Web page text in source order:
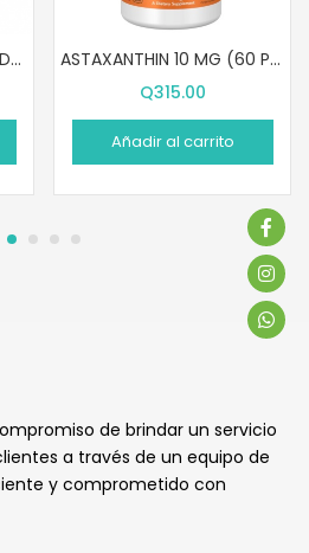
ALPHA LIPOIC ACID – ACIDO ALFA LIPOICO (120 CÁPSULAS)
ASTAXANTHIN 10 MG (60 PASTILLAS)
Q315.00
Añadir al carrito
de brindar un servicio
a través de un equipo de
y comprometido con